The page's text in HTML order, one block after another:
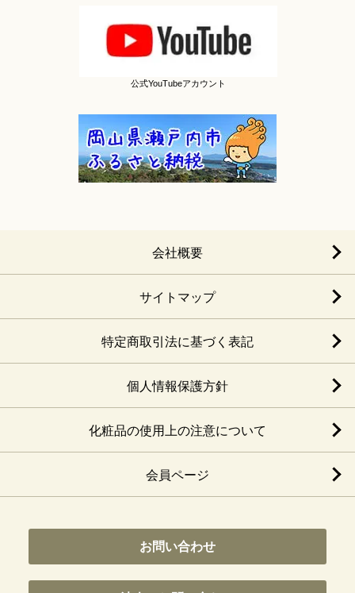
公式YouTubeアカウント
会社概要
サイトマップ
特定商取引法に基づく表記
個人情報保護方針
化粧品の使用上の注意について
会員ページ
お問い合わせ